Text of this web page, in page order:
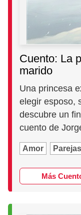
Cuento: La
marido
Una princesa
elegir esposo,
descubre un
cuento de
Amor Parejas
Más